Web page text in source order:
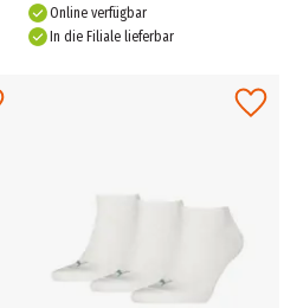
Online verfügbar
In die Filiale lieferbar